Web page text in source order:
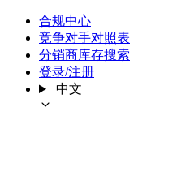
合规中心
竞争对手对照表
分销商库存搜索
登录/注册
中文